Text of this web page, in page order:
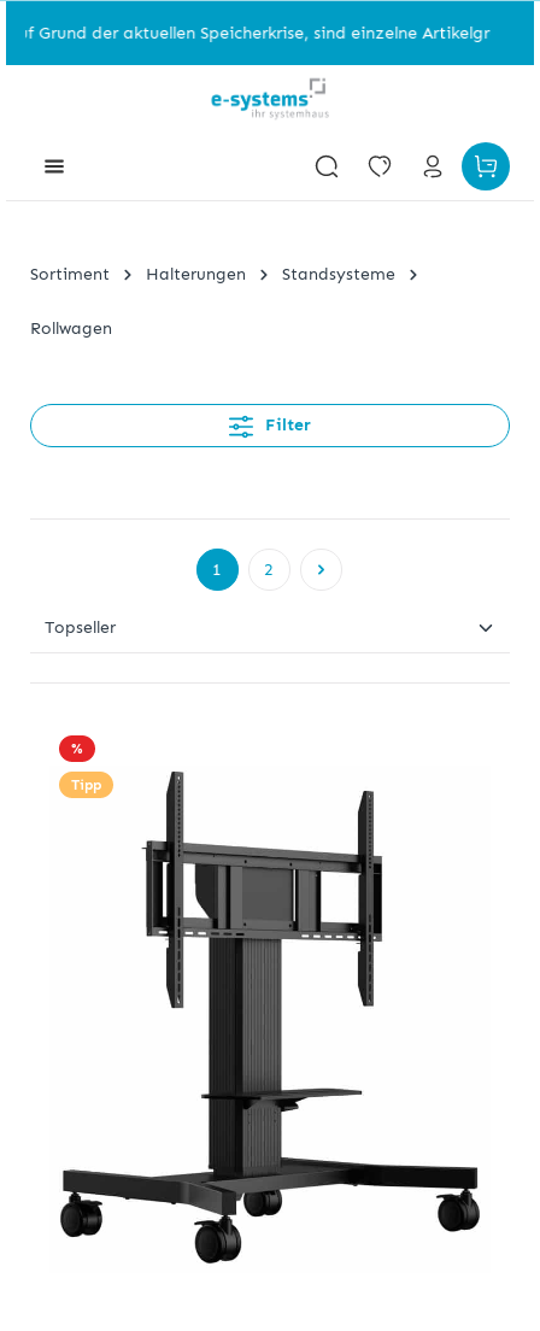
aktuellen Speicherkrise, sind einzelne Artikelgruppen nicht
Sortiment Halterungen Standsysteme
Rollwagen
Filter
1 2
%
Tipp